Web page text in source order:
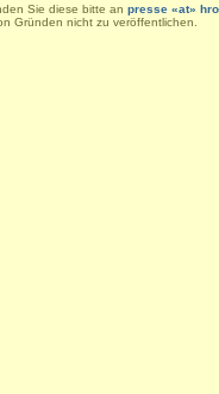
Sie diese bitte an presse «at»
Gründen nicht zu veröffentlichen.